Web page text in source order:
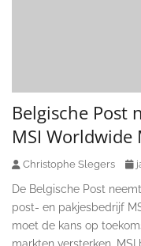
Belgische Post
MSI Worldwide
Christophe Slegers
De Belgische Post
post- en pakjesbedrijf
moet de kans op
markten versterken.